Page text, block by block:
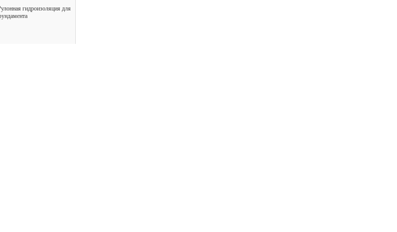
гидроизоляция для